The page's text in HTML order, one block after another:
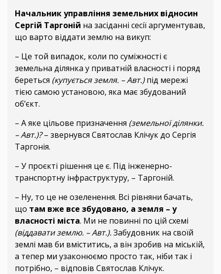
Начальник управління земельних відносин
Сергій Таргоній на засіданні сесії аргументував,
що варто віддати землю на викуп:
– Це той випадок, коли по суміжності є
земельна ділянка у приватній власності і поряд
береться (купується земля. – Авт.)під мережі
тією самою установою, яка має збудований
об’єкт.
– А яке цільове призначення (земельної ділянки.
– Авт.)?– звернувся Святослав Клічук до Сергія
Таргонія.
– У проєкті рішення це є. Під інженерно-
транспортну інфраструктуру, – Таргоній.
– Ну, то це не озеленення. Всі рівняни бачать,
що там вже все збудовано, а земля – у
власності міста. Ми не повинні по цій схемі
(віддавати землю. – Авт.).Забудовник на своїй
землі мав би вміститись, а він зробив на міській,
а тепер ми узаконюємо просто так, ніби так і
потрібно, – відповів Святослав Клічук.